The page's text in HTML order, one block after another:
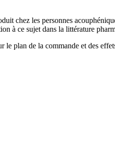
chez les personnes
à ce sujet dans la littérature
le plan de la commande et des